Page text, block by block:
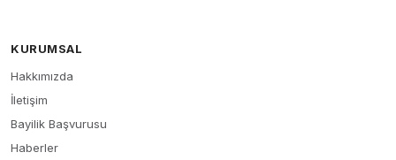
KURUMSAL
Hakkımızda
İletişim
Bayilik Başvurusu
Haberler